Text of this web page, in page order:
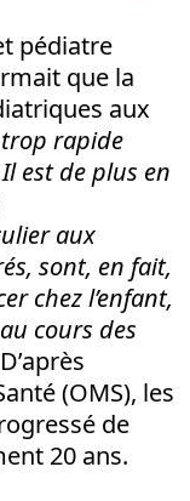
pédiatre
que la
aux
rapide
est de plus en
aux
sont, en fait,
chez l’enfant,
cours des
(OMS), les
de
20 ans.